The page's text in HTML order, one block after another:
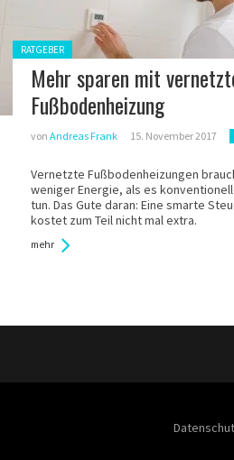
Gepostet
RATGEBER
Mehr sparen mit
Fußbodenheizung
von Andreas Frank 15. November 2017
Vernetzte Fußbodenheizungen
weniger Energie, als es
tun. Das Gute daran: Eine smarte
kostet zum Teil nicht mal extra.
mehr